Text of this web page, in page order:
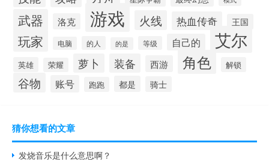
武器 洛克 游戏 火线 热血传奇 王国
玩家 电脑 的人 的是 等级 自己的 艾尔
英雄 荣耀 萝卜 装备 西游 角色 解锁
谷物 账号 跑跑 都是 骑士
猜你想看的文章
发烧音乐是什么意思啊？